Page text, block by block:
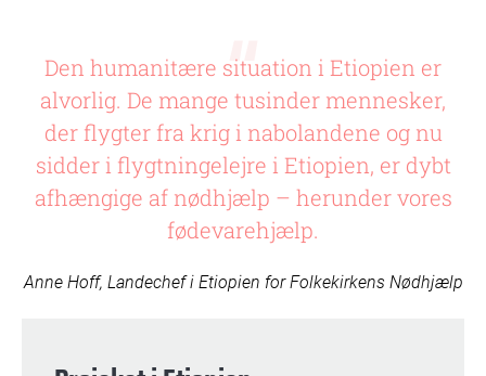
Den humanitære situation i Etiopien er
alvorlig. De mange tusinder mennesker,
der flygter fra krig i nabolandene og nu
sidder i flygtningelejre i Etiopien, er dybt
afhængige af nødhjælp – herunder vores
fødevarehjælp.
Anne Hoff, Landechef i Etiopien for Folkekirkens Nødhjælp